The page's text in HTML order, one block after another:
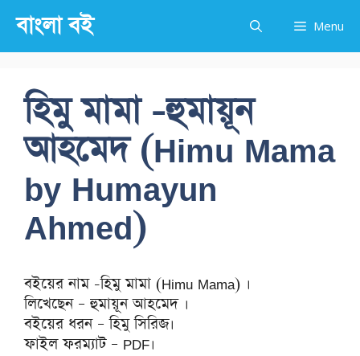
content
বাংলা বই Menu
হিমু মামা -হুমায়ূন
আহমেদ (Himu Mama
by Humayun
Ahmed)
বইয়ের নাম -হিমু মামা (Himu Mama) ।
লিখেছেন – হুমায়ূন আহমেদ ।
বইয়ের ধরন – হিমু সিরিজ।
ফাইল ফরম্যাট – PDF।